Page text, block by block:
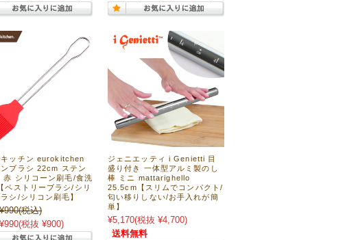
キッチン eurokitchen
ンブラシ 22cm ステン
赤 シリコーン刷毛/食洗
ペストリーブラシ/シリ
シ/シリコン刷毛】
¥990(税込)
¥990(税抜 ¥900)
ジェニエッティ i Genietti 目
盛り付き 一体型アルミ製のし
棒 ミニ mattarighello
25.5cm【スリムでコンパクト/
匂い移りしない/お手入れが簡
単】
¥5,170(税抜 ¥4,700)
送料無料